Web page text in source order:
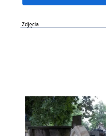
Zdjęcia